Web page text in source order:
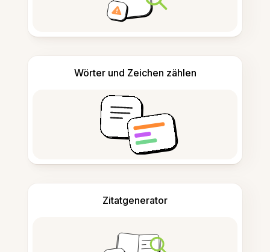
Wörter und Zeichen zählen
Zitatgenerator